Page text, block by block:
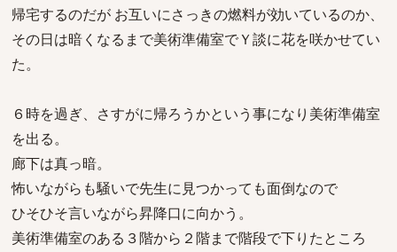
帰宅するのだが お互いにさっきの燃料が効いているのか、
その日は暗くなるまで美術準備室でＹ談に花を咲かせてい
た。
６時を過ぎ、さすがに帰ろうかという事になり美術準備室
を出る。
廊下は真っ暗。
怖いながらも騒いで先生に見つかっても面倒なので
ひそひそ言いながら昇降口に向かう。
美術準備室のある３階から２階まで階段で下りたところ